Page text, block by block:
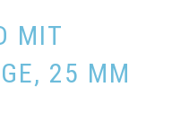
MIT
25 MM